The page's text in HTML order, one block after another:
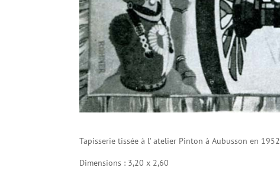
Tapisserie tissée à l’ atelier Pinton à Aubusson en 1952
Dimensions : 3,20 x 2,60